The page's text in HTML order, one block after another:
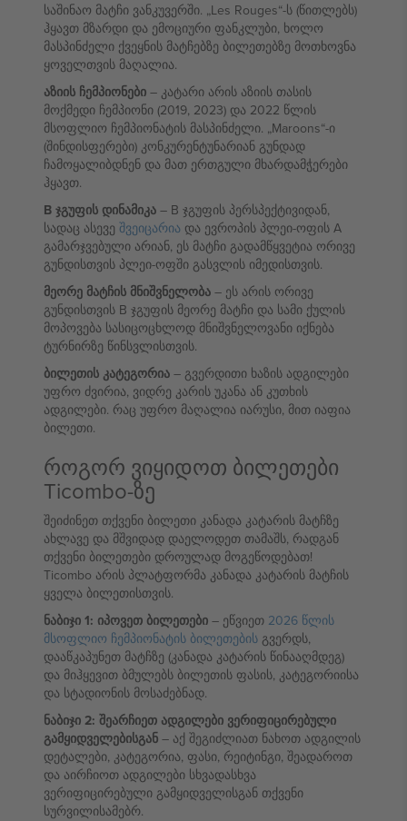
საშინაო მატჩი ვანკუვერში. „Les Rouges“-ს (წითლებს)
ჰყავთ მზარდი და ემოციური ფანკლუბი, ხოლო
მასპინძელი ქვეყნის მატჩებზე ბილეთებზე მოთხოვნა
ყოველთვის მაღალია.
აზიის ჩემპიონები – კატარი არის აზიის თასის
მოქმედი ჩემპიონი (2019, 2023) და 2022 წლის
მსოფლიო ჩემპიონატის მასპინძელი. „Maroons“-ი
(შინდისფერები) კონკურენტუნარიან გუნდად
ჩამოყალიბდნენ და მათ ერთგული მხარდამჭერები
ჰყავთ.
B ჯგუფის დინამიკა – B ჯგუფის პერსპექტივიდან,
სადაც ასევე შვეიცარია და ევროპის პლეი-ოფის A
გამარჯვებული არიან, ეს მატჩი გადამწყვეტია ორივე
გუნდისთვის პლეი-ოფში გასვლის იმედისთვის.
მეორე მატჩის მნიშვნელობა – ეს არის ორივე
გუნდისთვის B ჯგუფის მეორე მატჩი და სამი ქულის
მოპოვება სასიცოცხლოდ მნიშვნელოვანი იქნება
ტურნირზე წინსვლისთვის.
ბილეთის კატეგორია – გვერდითი ხაზის ადგილები
უფრო ძვირია, ვიდრე კარის უკანა ან კუთხის
ადგილები. რაც უფრო მაღალია იარუსი, მით იაფია
ბილეთი.
როგორ ვიყიდოთ ბილეთები
Ticombo-ზე
შეიძინეთ თქვენი ბილეთი კანადა კატარის მატჩზე
ახლავე და მშვიდად დაელოდეთ თამაშს, რადგან
თქვენი ბილეთები დროულად მოგეწოდებათ!
Ticombo არის პლატფორმა კანადა კატარის მატჩის
ყველა ბილეთისთვის.
ნაბიჯი 1: იპოვეთ ბილეთები – ეწვიეთ 2026 წლის
მსოფლიო ჩემპიონატის ბილეთების გვერდს,
დააწკაპუნეთ მატჩზე (კანადა კატარის წინააღმდეგ)
და მიჰყევით ბმულებს ბილეთის ფასის, კატეგორიისა
და სტადიონის მოსაძებნად.
ნაბიჯი 2: შეარჩიეთ ადგილები ვერიფიცირებული
გამყიდველებისგან – აქ შეგიძლიათ ნახოთ ადგილის
დეტალები, კატეგორია, ფასი, რეიტინგი, შეადაროთ
და აირჩიოთ ადგილები სხვადასხვა
ვერიფიცირებული გამყიდველისგან თქვენი
სურვილისამებრ.